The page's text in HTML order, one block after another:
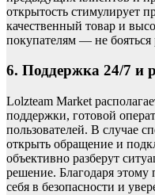
открытость стимулирует
качественный товар и
покупателям — не бояться
6. Поддержка 24/7 и
Lolzteam Market
поддержки, готовой
пользователей. В случае
открыть обращение и
объективно разберут
решение. Благодаря
себя в безопасности и